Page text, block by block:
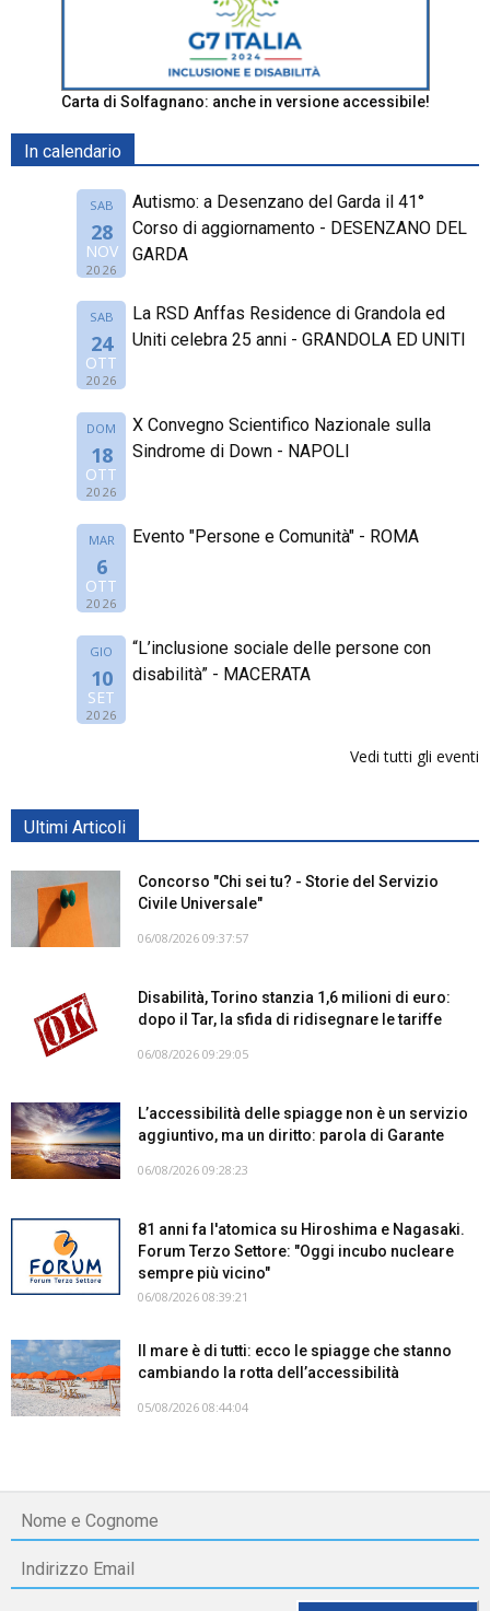
Carta di Solfagnano: anche in versione accessibile!
In calendario
SAB
28
NOV
2026
Autismo: a Desenzano del Garda il 41°
Corso di aggiornamento - DESENZANO DEL
GARDA
SAB
24
OTT
2026
La RSD Anffas Residence di Grandola ed
Uniti celebra 25 anni - GRANDOLA ED UNITI
DOM
18
OTT
2026
X Convegno Scientifico Nazionale sulla
Sindrome di Down - NAPOLI
MAR
6
OTT
2026
Evento "Persone e Comunità" - ROMA
GIO
10
SET
2026
“L’inclusione sociale delle persone con
disabilità” - MACERATA
Vedi tutti gli eventi
Ultimi Articoli
Concorso "Chi sei tu? - Storie del Servizio
Civile Universale"
06/08/2026 09:37:57
Disabilità, Torino stanzia 1,6 milioni di euro:
dopo il Tar, la sfida di ridisegnare le tariffe
06/08/2026 09:29:05
L’accessibilità delle spiagge non è un servizio
aggiuntivo, ma un diritto: parola di Garante
06/08/2026 09:28:23
81 anni fa l'atomica su Hiroshima e Nagasaki.
Forum Terzo Settore: "Oggi incubo nucleare
sempre più vicino"
06/08/2026 08:39:21
Il mare è di tutti: ecco le spiagge che stanno
cambiando la rotta dell’accessibilità
05/08/2026 08:44:04